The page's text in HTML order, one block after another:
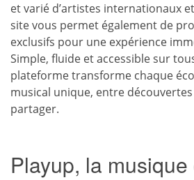
et varié d’artistes internationaux
site vous permet également de
exclusifs pour une expérience
Simple, fluide et accessible sur
plateforme transforme chaque
musical unique, entre
partager.
Playup, la musique